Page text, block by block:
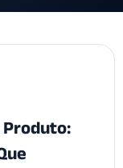
Produto: